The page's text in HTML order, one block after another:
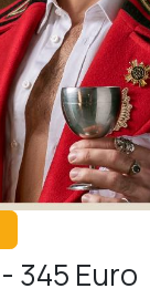
345 Euro